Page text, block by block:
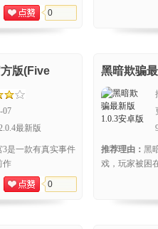
0
版(Five
07
最新版
是一款有真实事件
作
0
黑暗欺骗
推荐理由： 黑
戏，玩家被困